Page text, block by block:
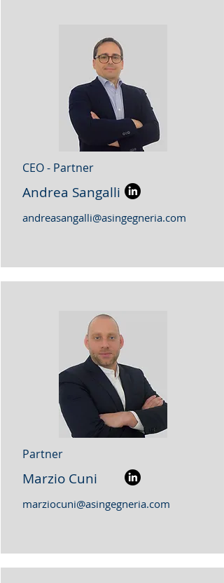
CEO - Partner
Andrea Sangalli
andreasangalli@asingegneria.com
Partner
Marzio Cuni
marziocuni@asingegneria.com